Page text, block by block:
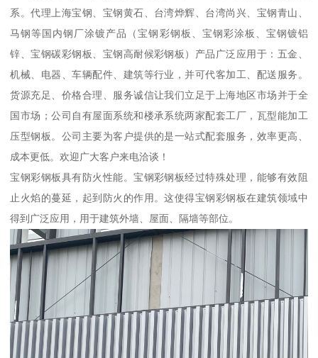
系。代理上海宝钢、宝钢黄石、台湾烨辉、台湾尚兴、宝钢青山、
马钢等国内钢厂涂镀产品（宝钢彩钢板、宝钢彩涂板、宝钢镀铝
锌、宝钢碳彩钢板、宝钢高耐候彩钢板）产品广泛应用于：五金、
机械、电器、车辆配件、建筑等行业，并可代客加工、配送服务。
货源充足、价格合理、服务诚信让我们立足于上海地区市场并于全
国市场；公司自有屋面系统和楼承系统两家配套工厂，瓦型能加工
压型钢板。公司主要为客户提供的是一站式配套服务，效率更高、
成本更低。欢迎广大客户来电洽谈！
宝钢彩钢板具有防火性能。宝钢彩钢板经过特殊处理，能够有效阻
止火焰的蔓延，起到防火的作用。这使得宝钢彩钢板在建筑领域中
得到广泛应用，用于建筑外墙、屋面、隔墙等部位。